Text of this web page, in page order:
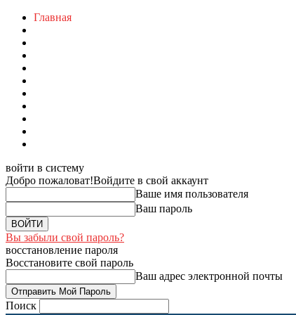
Главная
войти в систему
Добро пожаловат!Войдите в свой аккаунт
Ваше имя пользователя
Ваш пароль
Вы забыли свой пароль?
восстановление пароля
Восстановите свой пароль
Ваш адрес электронной почты
Поиск